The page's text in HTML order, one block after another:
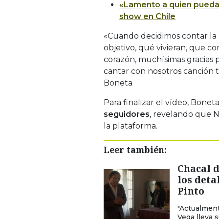
«Lamento a quien
show en Chile
«Cuando decidimos contar
objetivo, qué vivieran, que
corazón, muchísimas gracias
cantar con nosotros canción
Boneta
Para finalizar el vídeo,
seguidores, revelando que
la plataforma.
Leer también:
Chacal
los
Pinto
Vega lleva